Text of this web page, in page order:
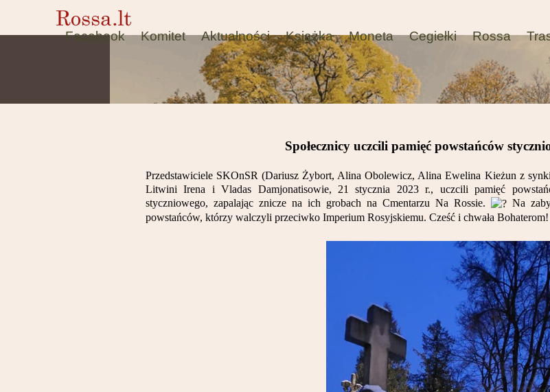
Facebook Komitet Aktualności Książka Moneta Cegiełki Rossa
Społecznicy uczcili pamięć powstańców
Przedstawiciele SKOnSR (Dariusz Żybort, Alina Obolewicz, Alina Ewelina Kieżun z
Litwini Irena i Vladas Damjonatisowie, 21 stycznia 2023 r., uczcili pamięć
styczniowego, zapalając znicze na ich grobach na Cmentarzu Na Rossie.
Na
powstańców, którzy walczyli przeciwko Imperium Rosyjskiemu. Cześć i chwała Bohaterom!